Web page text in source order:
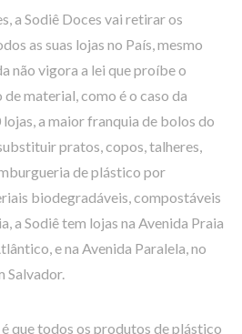
a Sodiê Doces vai retirar os
as suas lojas no País, mesmo
não vigora a lei que proíbe o
material, como é o caso da
a maior franquia de bolos do
pratos, copos, talheres,
de plástico por
biodegradáveis, compostáveis
a Sodiê tem lojas na Avenida Praia
e na Avenida Paralela, no
Salvador.
que todos os produtos de plástico